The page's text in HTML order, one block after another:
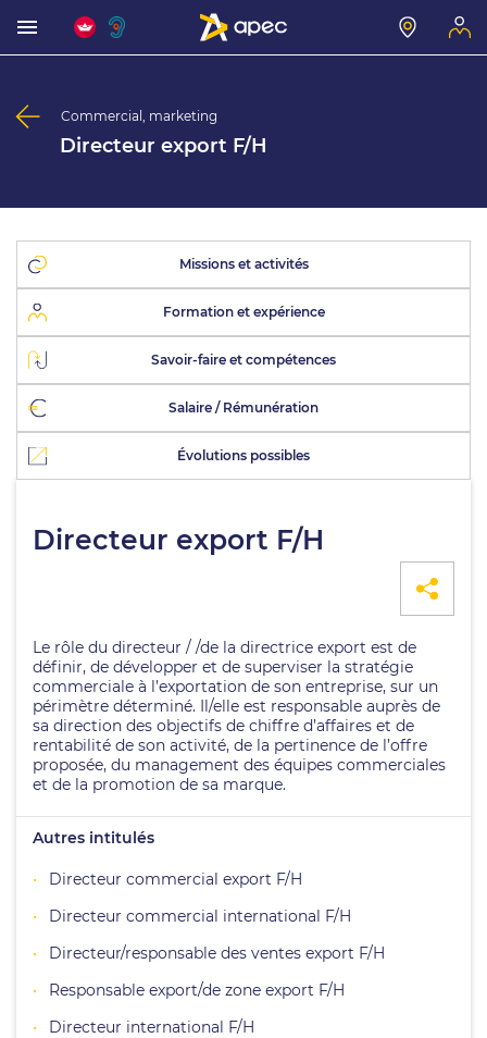
Commercial, marketing
Directeur export F/H
Missions et activités
Formation et expérience
Savoir-faire et compétences
Salaire / Rémunération
Évolutions possibles
Directeur export F/H
Le rôle du directeur / /de la directrice export est de
définir, de développer et de superviser la stratégie
commerciale à l’exportation de son entreprise, sur un
périmètre déterminé. Il/elle est responsable auprès de
sa direction des objectifs de chiffre d’affaires et de
rentabilité de son activité, de la pertinence de l’offre
proposée, du management des équipes commerciales
et de la promotion de sa marque.
Autres intitulés
Directeur commercial export F/H
Directeur commercial international F/H
Directeur/responsable des ventes export F/H
Responsable export/de zone export F/H
Directeur international F/H